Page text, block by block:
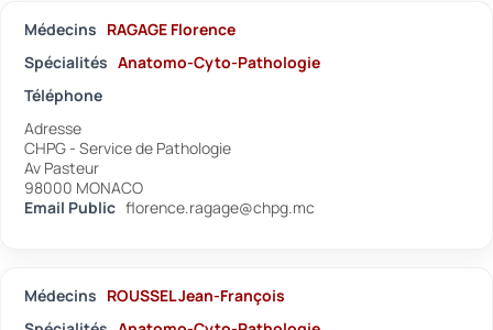
Médecins RAGAGE Florence
Spécialités Anatomo-Cyto-Pathologie
Téléphone
Adresse
CHPG - Service de Pathologie
Av Pasteur
98000 MONACO
Email Public florence.ragage@chpg.mc
Médecins ROUSSEL Jean-François